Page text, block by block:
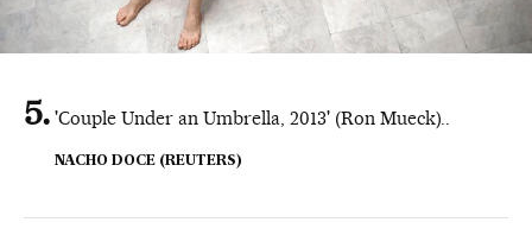
'Couple Under an Umbrella, 2013' (Ron Mueck)..
NACHO DOCE (REUTERS)